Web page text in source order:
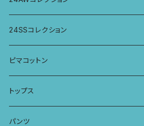
ワンピース
スカート
パーカー
パンツ
ワンピース
ワイドパンツ
ロングスリーブトップス
ロングスリーブワンピース
Tシャツ
24SSコレクション
ピマコットン
Tシャツ
フレンチスリーブラウス
トップス
タンクトップ・キャミソール
パンツ